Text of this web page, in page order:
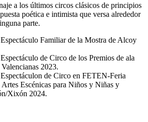
a los últimos circos clásicos de principios
poética e intimista que versa alrededor
parte.
Familiar de la Mostra de Alcoy
de Circo de los Premios de ala
2023.
de Circo en FETEN-Feria
Escénicas para Niños y Niñas y
Xixón 2024.